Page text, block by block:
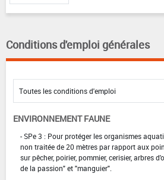
Conditions d'emploi générales
ENVIRONNEMENT FAUNE
- SPe 3 : Pour protéger les organismes
non traitée de 20 mètres par rapport aux
sur pêcher, poirier, pommier, cerisier, arbres
de la passion" et "manguier".